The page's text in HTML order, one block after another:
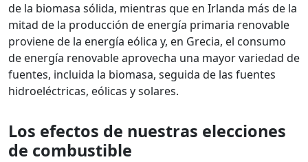
de la biomasa sólida, mientras que en Irlanda más de la
mitad de la producción de energía primaria renovable
proviene de la energía eólica y, en Grecia, el consumo
de energía renovable aprovecha una mayor variedad de
fuentes, incluida la biomasa, seguida de las fuentes
hidroeléctricas, eólicas y solares.
Los efectos de nuestras elecciones
de combustible